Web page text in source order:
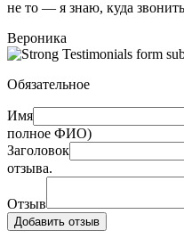
не то — я знаю, куда
Вероника
Обязательное
Имя
полное ФИО)
Заголовок
отзыва.
Отзыв